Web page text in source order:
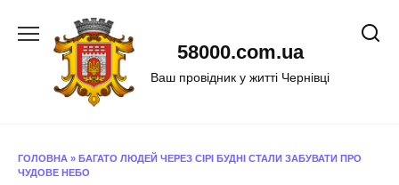
58000.com.ua
Ваш провідник у житті Чернівці
ГОЛОВНА » БАГАТО ЛЮДЕЙ ЧЕРЕЗ СІРІ БУДНІ СТАЛИ ЗАБУВАТИ ПРО
ЧУДОВЕ НЕБО